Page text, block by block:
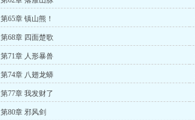
第65章 镇山熊！
第68章 四面楚歌
第71章 人形暴兽
第74章 八翅龙蟒
第77章 我发财了
第80章 邪风剑